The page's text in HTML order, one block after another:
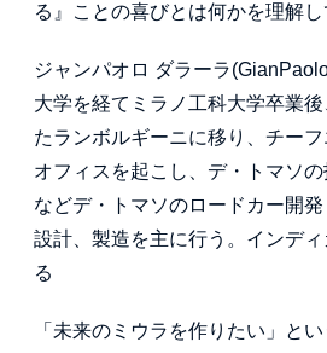
る』ことの喜びとは何かを理解
ジャンパオロ ダラーラ
大学を経てミラノ工科大学卒業
たランボルギーニに移り、チー
オフィスを起こし、デ・トマソ
などデ・トマソのロードカー開
設計、製造を主に行う。インデ
る
「未来のミウラを作りたい」と